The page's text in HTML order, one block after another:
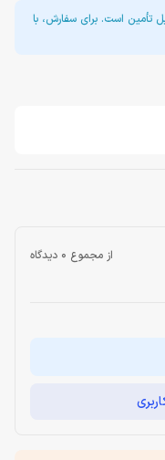
است. برای سفارش، با
از مجموع 0 دیدگاه